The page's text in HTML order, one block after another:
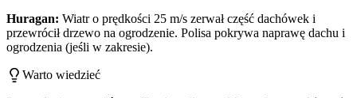
Huragan: Wiatr o prędkości 25 m/s zerwał część dachówek i
przewrócił drzewo na ogrodzenie. Polisa pokrywa naprawę dachu i
ogrodzenia (jeśli w zakresie).
Warto wiedzieć